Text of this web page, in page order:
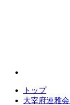
トップ
大宰府連雅